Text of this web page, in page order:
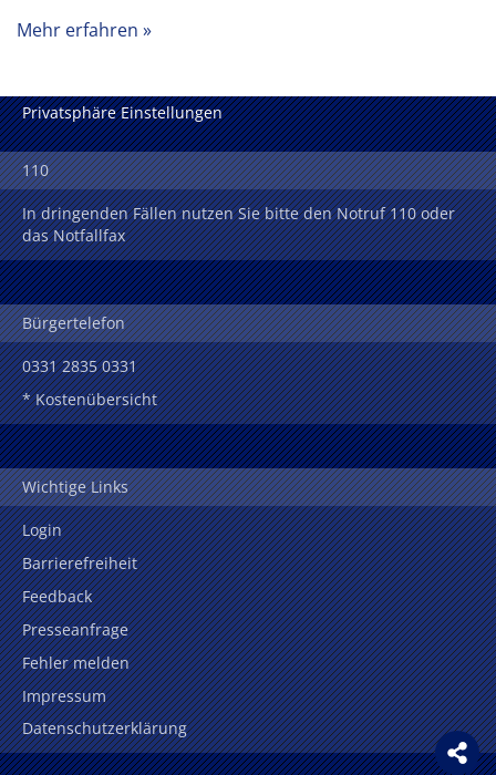
Mehr erfahren
Privatsphäre Einstellungen
110
In dringenden Fällen nutzen Sie bitte den Notruf 110 oder
das Notfallfax
Bürgertelefon
0331 2835 0331
* Kostenübersicht
Wichtige Links
Login
Barrierefreiheit
Feedback
Presseanfrage
Fehler melden
Impressum
Datenschutzerklärung